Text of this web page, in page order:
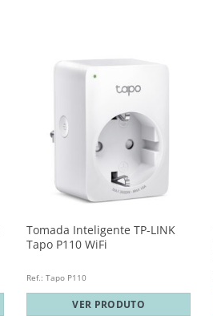
Tomada Inteligente TP-LINK
Tapo P110 WiFi
Ref.: Tapo P110
VER PRODUTO